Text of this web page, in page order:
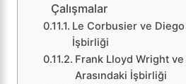
Çalışmalar
Le Corbusier ve Diego
İşbirliği
Frank Lloyd Wright ve
Arasındaki İşbirliği